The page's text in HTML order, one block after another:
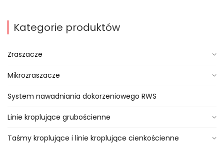
Kategorie produktów
Zraszacze
Mikrozraszacze
System nawadniania dokorzeniowego RWS
Linie kroplujące grubościenne
Taśmy kroplujące i linie kroplujące cienkościenne